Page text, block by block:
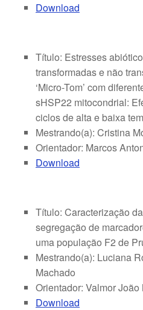
Download
Título: Estresses
transformadas e não
‘Micro-Tom’ com
sHSP22 mitocondrial:
ciclos de alta e baixa
Mestrando(a): Cristina
Orientador: Marcos
Download
Título: Caracterização
segregação de
uma população F2 de
Mestrando(a): Luciana
Machado
Orientador: Valmor João
Download